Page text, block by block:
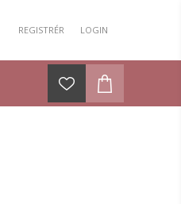
REGISTRÉR LOGIN